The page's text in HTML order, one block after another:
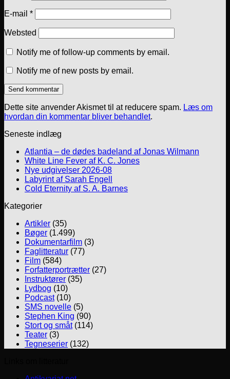
E-mail *
Websted
Notify me of follow-up comments by email.
Notify me of new posts by email.
Dette site anvender Akismet til at reducere spam. Læs om
hvordan din kommentar bliver behandlet.
Seneste indlæg
Atlantia – de dødes badeland af Jonas Wilmann
White Line Fever af K. C. Jones
Nye udgivelser 2026-08
Labyrint af Sarah Engell
Cold Eternity af S. A. Barnes
Kategorier
Artikler (35)
Bøger (1.499)
Dokumentarfilm (3)
Faglitteratur (77)
Film (584)
Forfatterportrætter (27)
Instruktører (35)
Lydbog (10)
Podcast(10)
SMS novelle (5)
Stephen King (90)
Stort og småt(114)
Teater (3)
Tegneserier (132)